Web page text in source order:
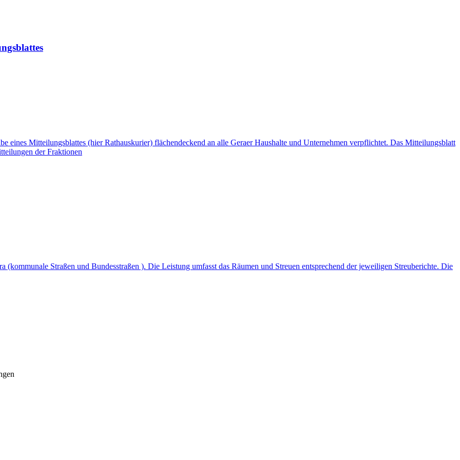
eines Mitteilungsblattes (hier Rathauskurier) flächendeckend an alle Geraer Haushalte und Unternehmen verpflichtet. Das Mitteilungsblatt
der Fraktionen
Straßen und Bundesstraßen ). Die Leistung umfasst das Räumen und Streuen entsprechend der jeweiligen Streuberichte. Die